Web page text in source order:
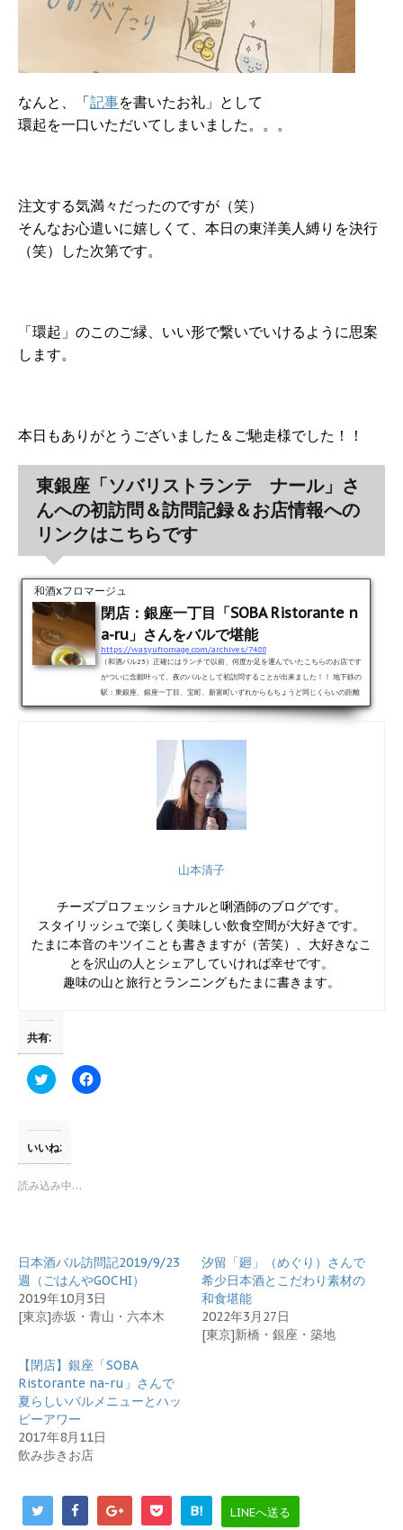
なんと、「記事を書いたお礼」として
環起を一口いただいてしまいました。。。
注文する気満々だったのですが（笑）
そんなお心遣いに嬉しくて、本日の東洋美人縛りを決行
（笑）した次第です。
「環起」のこのご縁、いい形で繋いでいけるように思案
します。
本日もありがとうございました＆ご馳走様でした！！
東銀座「ソバリストランテ ナール」さ
んへの初訪問＆訪問記録＆お店情報への
リンクはこちらです
和酒xフロマージュ
閉店：銀座一丁目「SOBA Ristorante n
a-ru」さんをバルで堪能
https://wasyufromage.com/archives/7488
（和酒バル25）正確にはランチで以前、何度か足を運んでいたこちらのお店です
がついに念願叶って、夜のバルとして初訪問することが出来ました！！ 地下鉄の
駅：東銀座、銀座一丁目、宝町、新富町いずれからもちょうど同じくらいの距離
にある（笑）Soba Ristorante na-ru（ソバリストランテ ナール）さんです。
お店のホームページはこちらになります。念願だったお店への訪問こちらのお店
を最初に訪問チェックし始めたのは、実は昨年末でした。ただ、1人飲みとして
のお店訪問機会が激減する機会と重なってしまい、それならばラン...
山本清子
チーズプロフェッショナルと唎酒師のブログです。
スタイリッシュで楽しく美味しい飲食空間が大好きです。
たまに本音のキツイことも書きますが（苦笑）、大好きなこ
とを沢山の人とシェアしていければ幸せです。
趣味の山と旅行とランニングもたまに書きます。
共有:
ク
リ
て
T
t
t
(
新
し
い
ウ
ィ
ウ
で
開
ま
す
)
F
a
ク
リ
ッ
ク
し
て
く
い
新
し
い
ィ
ン
き
す
いいね:
読み込み中…
日本酒バル訪問記2019/9/23
週（ごはんやGOCHI）
2019年10月3日
[東京]赤坂・青山・六本木
汐留「廻」（めぐり）さんで
希少日本酒とこだわり素材の
和食堪能
2022年3月27日
[東京]新橋・銀座・築地
【閉店】銀座「SOBA
Ristorante na-ru」さんで
夏らしいバルメニューとハッ
ピーアワー
2017年8月11日
飲み歩きお店
B! LINEへ送る